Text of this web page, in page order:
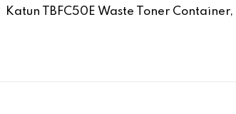
Katun TBFC50E Waste Toner